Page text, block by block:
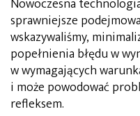
Nowoczesna
sprawniejsze
wskazywaliśmy,
popełnienia błędu w
w wymagających
i może powodować
refleksem.